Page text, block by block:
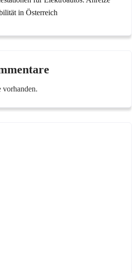
in Österreich
vorhanden.